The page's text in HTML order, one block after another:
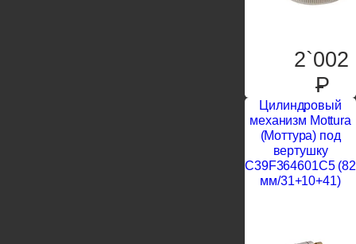
2`002
P
Цилиндровый
механизм Mottura
(Моттура) под
вертушку
C39F364601C5 (82
мм/31+10+41)